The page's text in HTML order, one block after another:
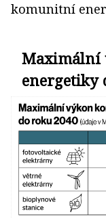
komunitní
Maximální
energetiky